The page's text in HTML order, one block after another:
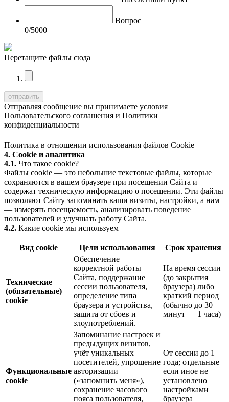
Вопрос
0/5000
Перетащите файлы сюда
Отправляя сообщение вы принимаете условия
Пользовательского соглашения и Политики
конфиденциальности
Политика в отношении использования файлов Cookie
4. Cookie и аналитика
4.1. Что такое cookie?
Файлы cookie — это небольшие текстовые файлы, которые
сохраняются в вашем браузере при посещении Сайта и
содержат техническую информацию о посещении. Эти файлы
позволяют Сайту запоминать ваши визиты, настройки, а нам
— измерять посещаемость, анализировать поведение
пользователей и улучшать работу Сайта.
4.2. Какие cookie мы используем
Вид cookie Цели использования Срок хранения
Технические
(обязательные)
cookie
Обеспечение
корректной работы
Сайта, поддержание
сессии пользователя,
определение типа
браузера и устройства,
защита от сбоев и
злоупотреблений.
На время сессии
(до закрытия
браузера) либо
краткий период
(обычно до 30
минут — 1 часа)
Функциональные
cookie
Запоминание настроек и
предыдущих визитов,
учёт уникальных
посетителей, упрощение
авторизации
(«запомнить меня»),
сохранение часового
пояса пользователя,
От сессии до 1
года; отдельные
если иное не
установлено
настройками
браузера